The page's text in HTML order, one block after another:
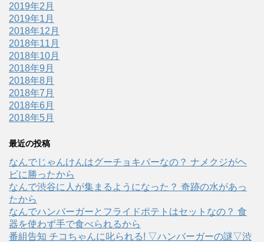
2019年2月
2019年1月
2018年12月
2018年11月
2018年10月
2018年9月
2018年8月
2018年7月
2018年6月
2018年5月
最近の投稿
なんでじゃんけんはグーチョキパーなの？ ナメクジがヘ
ビに勝ったから
なんで渋谷に人が集まるようになった？ 奇跡の水があっ
たから
なんでハンバーガーとフライドポテトはセットなの？ 食
器を使わず手で食べられるから
番組告知 チコちゃんに叱られる! ▽ハンバーガーの謎▽渋